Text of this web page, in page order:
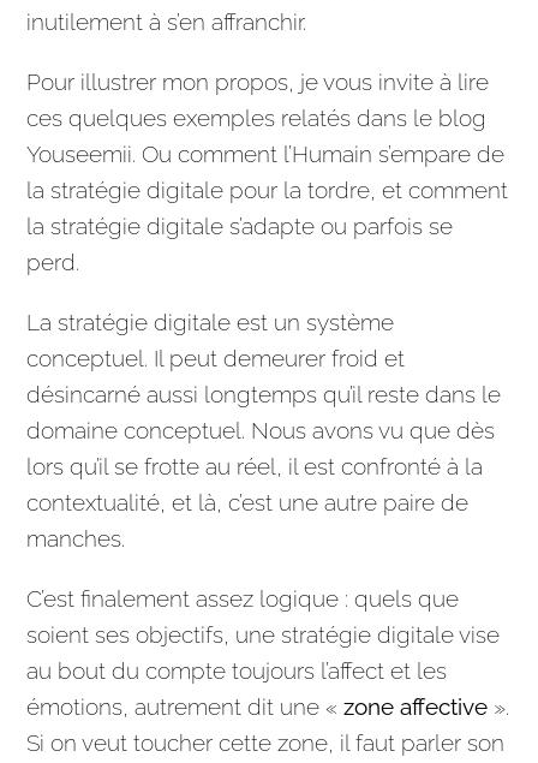
inutilement à s’en affranchir.
Pour illustrer mon propos, je vous invite à lire
ces quelques exemples relatés dans le blog
Youseemii. Ou comment l’Humain s’empare de
lastratégie digitale pour la tordre, et comment
lastratégie digitale s’adapte ou parfois se
perd.
Lastratégie digitale est un système
conceptuel. Il peut demeurer froid et
désincarné aussi longtemps qu’il reste dans le
domaine conceptuel. Nous avons vu que dès
lors qu’il se frotte au réel, il est confronté à la
contextualité, et là, c’est une autre paire de
manches.
C’est finalement assez logique : quels que
soient ses objectifs, unestratégie digitale vise
au bout du compte toujours l’affect et les
émotions, autrement dit une «zone affective ».
Si on veut toucher cette zone, il faut parler son